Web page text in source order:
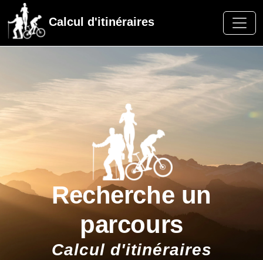
Calcul d'itinéraires
Recherche un
parcours
Calcul d'itinéraires